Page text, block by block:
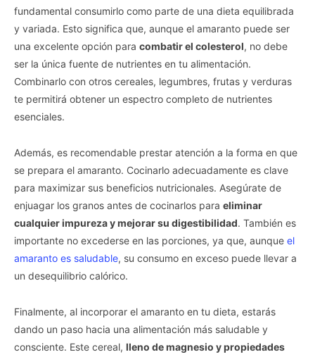
fundamental consumirlo como parte de una dieta equilibrada
y variada. Esto significa que, aunque el amaranto puede ser
una excelente opción para combatir el colesterol, no debe
ser la única fuente de nutrientes en tu alimentación.
Combinarlo con otros cereales, legumbres, frutas y verduras
te permitirá obtener un espectro completo de nutrientes
esenciales.
Además, es recomendable prestar atención a la forma en que
se prepara el amaranto. Cocinarlo adecuadamente es clave
para maximizar sus beneficios nutricionales. Asegúrate de
enjuagar los granos antes de cocinarlos para eliminar
cualquier impureza y mejorar su digestibilidad. También es
importante no excederse en las porciones, ya que, aunque el
amaranto es saludable, su consumo en exceso puede llevar a
un desequilibrio calórico.
Finalmente, al incorporar el amaranto en tu dieta, estarás
dando un paso hacia una alimentación más saludable y
consciente. Este cereal, lleno de magnesio y propiedades